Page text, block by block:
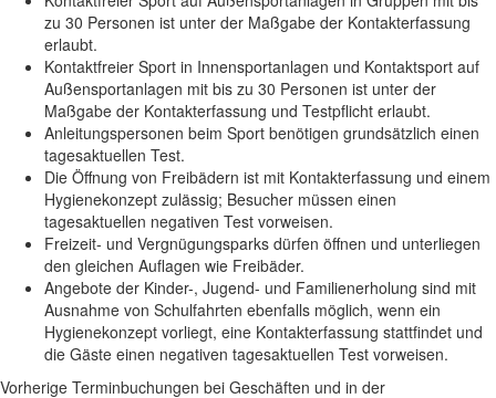
zu 30 Personen ist unter der Maßgabe der Kontakterfassung
erlaubt.
Kontaktfreier Sport in Innensportanlagen und Kontaktsport auf
Außensportanlagen mit bis zu 30 Personen ist unter der
Maßgabe der Kontakterfassung und Testpflicht erlaubt.
Anleitungspersonen beim Sport benötigen grundsätzlich einen
tagesaktuellen Test.
Die Öffnung von Freibädern ist mit Kontakterfassung und einem
Hygienekonzept zulässig; Besucher müssen einen
tagesaktuellen negativen Test vorweisen.
Freizeit- und Vergnügungsparks dürfen öffnen und unterliegen
den gleichen Auflagen wie Freibäder.
Angebote der Kinder-, Jugend- und Familienerholung sind mit
Ausnahme von Schulfahrten ebenfalls möglich, wenn ein
Hygienekonzept vorliegt, eine Kontakterfassung stattfindet und
die Gäste einen negativen tagesaktuellen Test vorweisen.
Vorherige Terminbuchungen bei Geschäften und in der